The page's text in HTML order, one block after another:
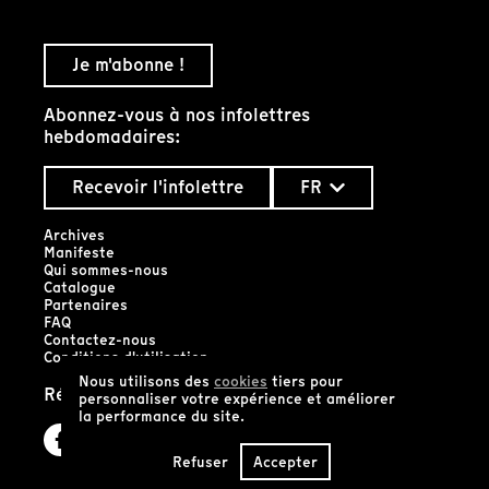
Nous utilisons des cookies tiers pour
personnaliser votre expérience et améliorer
la performance du site.
Refuser Accepter
Je m'abonne !
Abonnez-vous à nos infolettres
hebdomadaires:
Recevoir l'infolettre
FR
Archives
Manifeste
Qui sommes-nous
Catalogue
Partenaires
FAQ
Contactez-nous
Conditions d'utilisation
Réseaux sociaux